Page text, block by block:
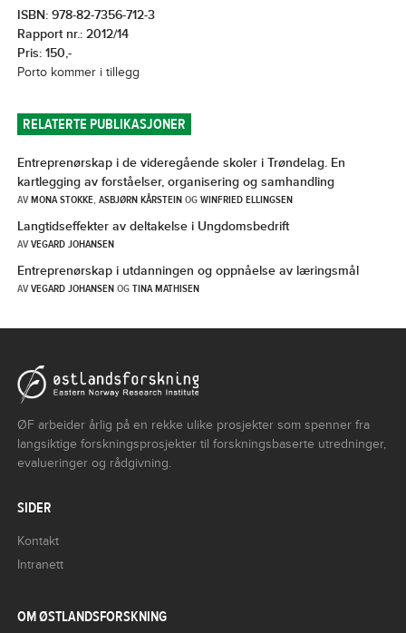
ISBN: 978-82-7356-712-3
Rapport nr.: 2012/14
Pris: 150,-
Porto kommer i tillegg
RELATERTE PUBLIKASJONER
Entreprenørskap i de videregående skoler i Trøndelag. En
kartlegging av forståelser, organisering og samhandling
AVMONA STOKKE,ASBJØRN KÅRSTEINOGWINFRIED ELLINGSEN
Langtidseffekter av deltakelse i Ungdomsbedrift
AVVEGARD JOHANSEN
Entreprenørskap i utdanningen og oppnåelse av læringsmål
AVVEGARD JOHANSENOGTINA MATHISEN
ØF arbeider årlig på en rekke ulike prosjekter som spenner fra
langsiktige forskningsprosjekter til forskningsbaserte utredninger,
evalueringer og rådgivning.
SIDER
Kontakt
Intranett
OM ØSTLANDSFORSKNING